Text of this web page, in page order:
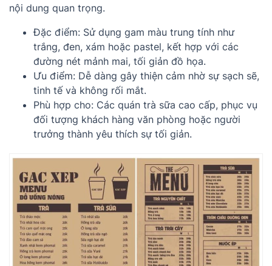
nội dung quan trọng.
Đặc điểm: Sử dụng gam màu trung tính như
trắng, đen, xám hoặc pastel, kết hợp với các
đường nét mảnh mai, tối giản đồ họa.
Ưu điểm: Dễ dàng gây thiện cảm nhờ sự sạch sẽ,
tinh tế và không rối mắt.
Phù hợp cho: Các quán trà sữa cao cấp, phục vụ
đối tượng khách hàng văn phòng hoặc người
trưởng thành yêu thích sự tối giản.